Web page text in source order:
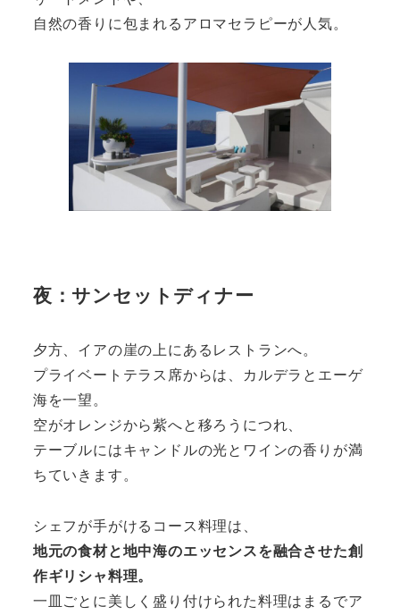
自然の香りに包まれるアロマセラピーが人気。
夜：サンセットディナー
夕方、イアの崖の上にあるレストランへ。
プライベートテラス席からは、カルデラとエーゲ
海を一望。
空がオレンジから紫へと移ろうにつれ、
テーブルにはキャンドルの光とワインの香りが満
ちていきます。
シェフが手がけるコース料理は、
地元の食材と地中海のエッセンスを融合させた創
作ギリシャ料理。
一皿ごとに美しく盛り付けられた料理はまるでア